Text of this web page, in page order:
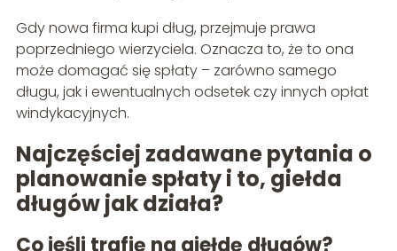
Gdy nowa firma kupi dług, przejmuje prawa
poprzedniego wierzyciela. Oznacza to, że to ona
może domagać się spłaty – zarówno samego
długu, jak i ewentualnych odsetek czy innych opłat
windykacyjnych.
Najczęściej zadawane pytania o
planowanie spłaty i to, giełda
długów jak działa?
Co jeśli trafię na giełdę długów?